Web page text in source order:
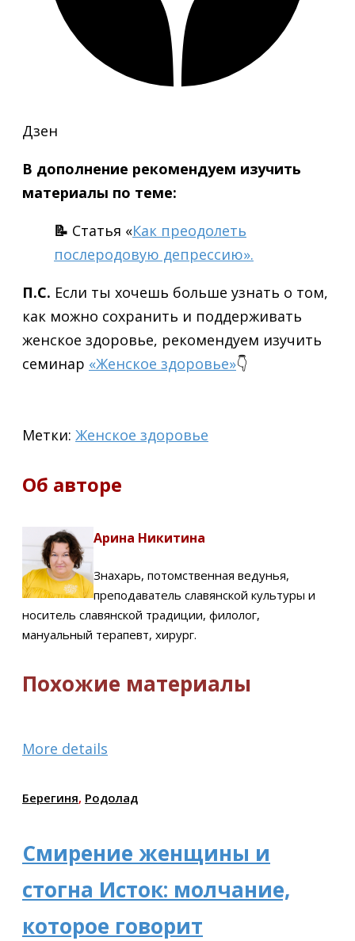
Дзен
В дополнение рекомендуем изучить
материалы по теме:
📝 Статья «Как преодолеть
послеродовую депрессию».
П.С. Если ты хочешь больше узнать о том,
как можно сохранить и поддерживать
женское здоровье, рекомендуем изучить
семинар «Женское здоровье»👇
Метки: Женское здоровье
Об авторе
Арина Никитина
Знахарь, потомственная ведунья,
преподаватель славянской культуры и
носитель славянской традиции, филолог,
мануальный терапевт, хирург.
Похожие материалы
More details
Берегиня, Родолад
Смирение женщины и
стогна Исток: молчание,
которое говорит